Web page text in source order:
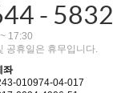
- 5832
17:30
공휴일은 휴무입니다.
좌
010974-04-017